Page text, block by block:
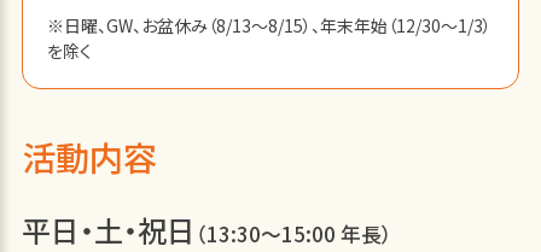
※日曜、GW、お盆休み（8/13～8/15）、年末年始（12/30～1/3）
を除く
活動内容
平日・土・祝日 （13:30～15:00 年長）